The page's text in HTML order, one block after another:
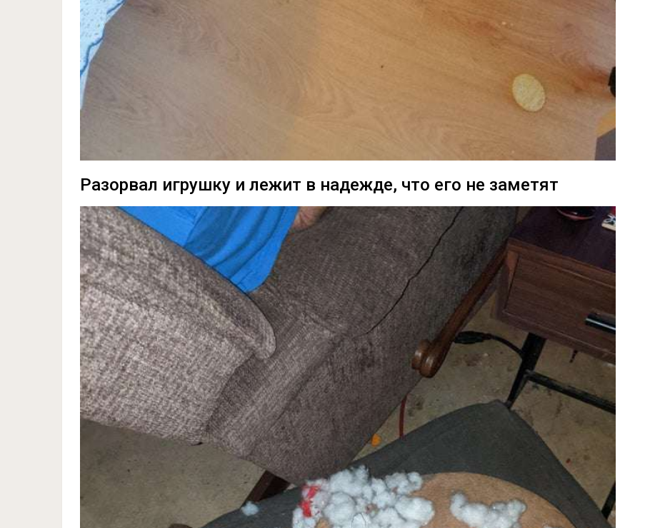
Разорвал игрушку и лежит в надежде, что его не заметят